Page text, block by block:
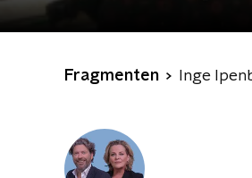
Fragmenten Inge